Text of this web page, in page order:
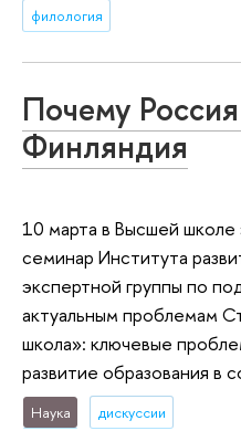
филология
Почему
Финляндия
10 марта в Высшей
семинар Института
экспертной группы по
актуальным проблемам
школа»: ключевые
развитие образования в
Наука дискуссии